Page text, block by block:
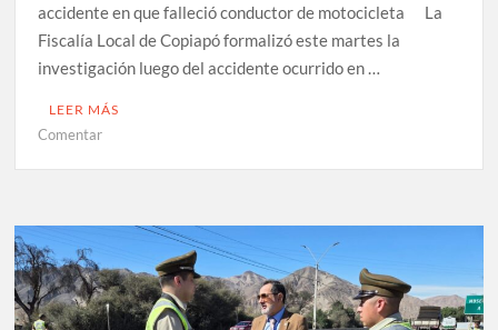
accidente en que falleció conductor de motocicleta La
Fiscalía Local de Copiapó formalizó este martes la
investigación luego del accidente ocurrido en …
LEER MÁS
Comentaren
investigación
fatal
accidente